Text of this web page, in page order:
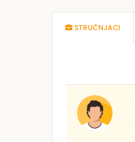
STRUČNJACI